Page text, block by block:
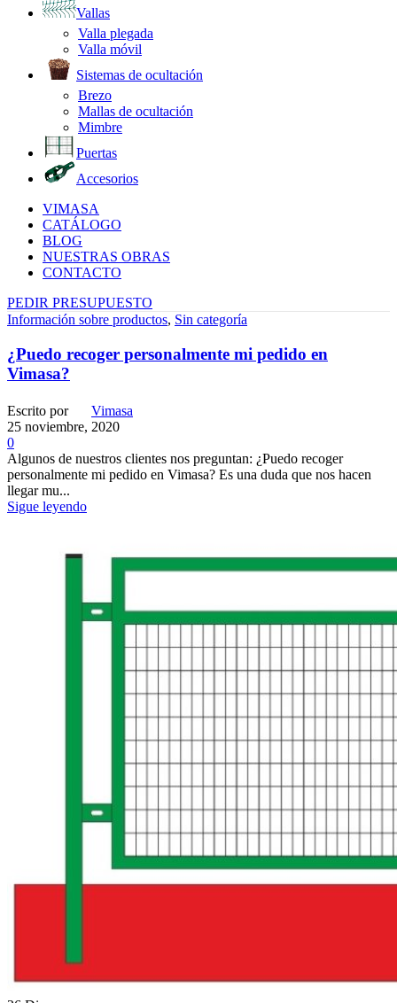
Vallas
Valla plegada
Valla móvil
Sistemas de ocultación
Brezo
Mallas de ocultación
Mimbre
Puertas
Accesorios
VIMASA
CATÁLOGO
BLOG
NUESTRAS OBRAS
CONTACTO
PEDIR PRESUPUESTO
Información sobre productos, Sin categoría
¿Puedo recoger personalmente mi pedido en
Vimasa?
Escrito por
Vimasa
25 noviembre, 2020
0
Algunos de nuestros clientes nos preguntan: ¿Puedo recoger
personalmente mi pedido en Vimasa? Es una duda que nos hacen
llegar mu...
Sigue leyendo